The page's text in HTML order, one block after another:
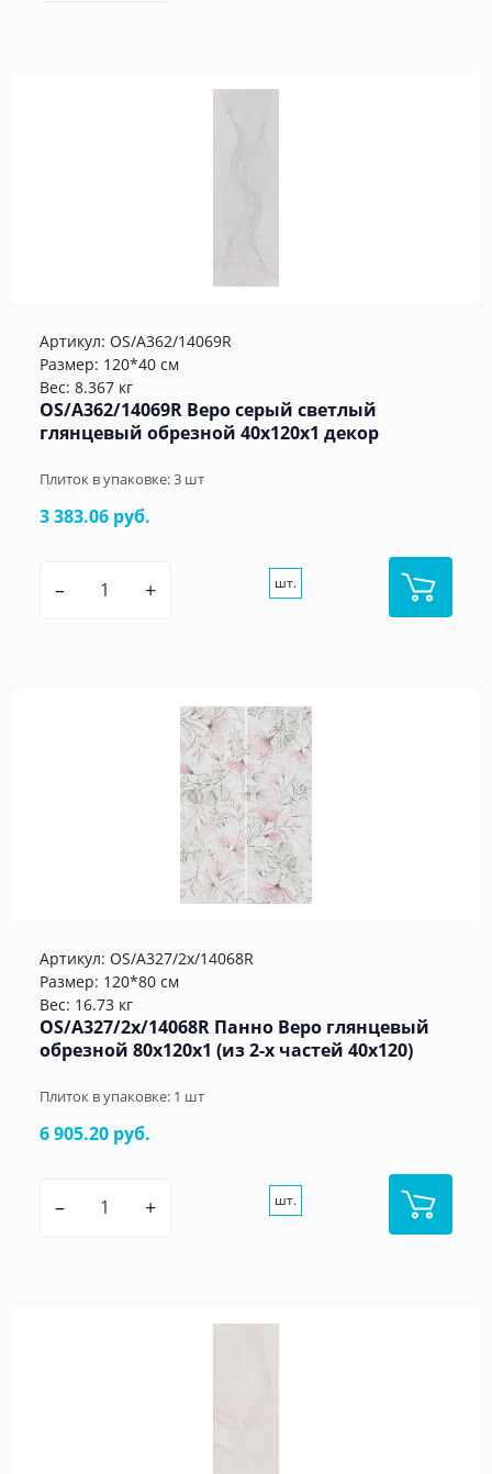
Артикул: OS/A362/14069R
Размер: 120*40 см
Вес: 8.367 кг
OS/A362/14069R Веро серый светлый
глянцевый обрезной 40x120x1 декор
Плиток в упаковке:3 шт
3 383.06 руб.
– + шт.
Артикул: OS/A327/2x/14068R
Размер: 120*80 см
Вес: 16.73 кг
OS/A327/2x/14068R Панно Веро глянцевый
обрезной 80x120x1 (из 2-х частей 40х120)
Плиток в упаковке: 1 шт
6 905.20 руб.
– + шт.